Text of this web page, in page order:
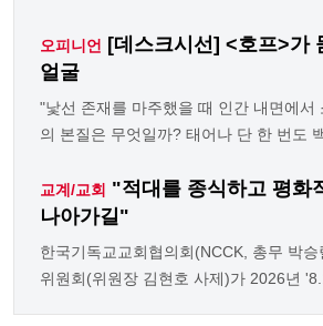
오피니언 [데스크시선] <호프>가
얼굴
"낯선 존재를 마주했을 때 인간 내면에서
의 본질은 무엇일까? 태어나 단 한 번도
교계/교회 "적대를 종식하고 평화
나아가길"
한국기독교교회협의회(NCCK, 총무 박
위원회(위원장 김현호 사제)가 2026년